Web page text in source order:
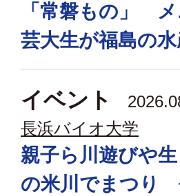
「常磐もの」
芸大生が福島の
イベント
長浜バイオ大学
親子ら川遊びや
の米川でまつり